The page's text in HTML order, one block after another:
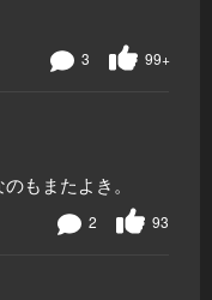
99+
3
もまたよき。
93
2